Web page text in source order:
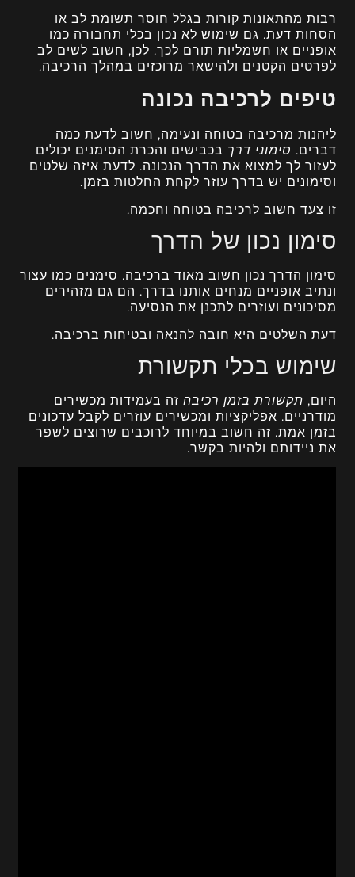
רבות מהתאונות קורות בגלל חוסר תשומת לב או
הסחות דעת. גם שימוש לא נכון בכלי תחבורה כמו
אופניים או חשמליות תורם לכך. לכן, חשוב לשים לב
לפרטים הקטנים ולהישאר מרוכזים במהלך הרכיבה.
טיפים לרכיבה נכונה
ליהנות מרכיבה בטוחה ונעימה, חשוב לדעת כמה
דברים. סימוני דרך בכבישים והכרת הסימנים יכולים
לעזור לך למצוא את הדרך הנכונה. לדעת איזה שלטים
וסימונים יש בדרך עוזר לקחת החלטות בזמן.
זו צעד חשוב לרכיבה בטוחה וחכמה.
סימון נכון של הדרך
סימון הדרך נכון חשוב מאוד ברכיבה. סימנים כמו עצור
ונתיב אופניים מנחים אותנו בדרך. הם גם מזהירים
מסיכונים ועוזרים לתכנן את הנסיעה.
דעת השלטים היא חובה להנאה ובטיחות ברכיבה.
שימוש בכלי תקשורת
היום, תקשורת בזמן רכיבה זה בעמידות מכשירים
מודרניים. אפליקציות ומכשירים עוזרים לקבל עדכונים
בזמן אמת. זה חשוב במיוחד לרוכבים שרוצים לשפר
את ניידותם ולהיות בקשר.